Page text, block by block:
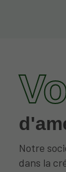
Notre
dans la